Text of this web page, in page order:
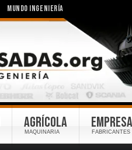
MUNDO INGENIERÍA
AGRÍCOLA
MAQUINARIA FABRICANTES